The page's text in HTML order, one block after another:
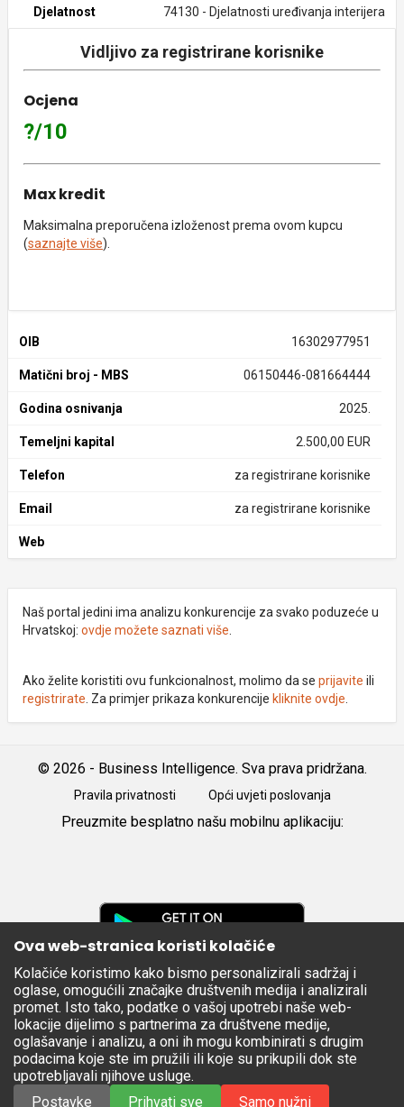
Djelatnost 74130 - Djelatnosti uređivanja interijera
Vidljivo za registrirane korisnike
Ocjena
?/10
Max kredit
Maksimalna preporučena izloženost prema ovom kupcu
(saznajte više).
OIB 16302977951
Matični broj - MBS 06150446-081664444
Godina osnivanja 2025.
Temeljni kapital 2.500,00 EUR
Telefon za registrirane korisnike
Email za registrirane korisnike
Web
Naš portal jedini ima analizu konkurencije za svako poduzeće u
Hrvatskoj: ovdje možete saznati više
Ako želite koristiti ovu funkcionalnost, molimo da se prijavite ili
registrirate . Za primjer prikaza konkurencije kliknite ovdje
© 2026 - Business Intelligence. Sva prava pridržana.
Pravila privatnosti Opći uvjeti poslovanja
Preuzmite besplatno našu mobilnu aplikaciju:
Apple
Store
Ova web-stranica koristi kolačiće
Kolačiće koristimo kako bismo personalizirali sadržaj i
oglase, omogućili značajke društvenih medija i analizirali
promet. Isto tako, podatke o vašoj upotrebi naše web-
lokacije dijelimo s partnerima za društvene medije,
oglašavanje i analizu, a oni ih mogu kombinirati s drugim
podacima koje ste im pružili ili koje su prikupili dok ste
upotrebljavali njihove usluge.
Postavke
Prihvati sve Samo nužni